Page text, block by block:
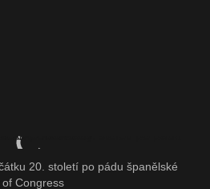
20. století po pádu španělské
Congress